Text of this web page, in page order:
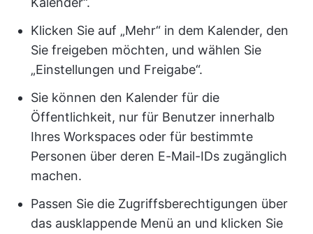
Klicken Sie auf „Mehr“ in dem Kalender, den
Sie freigeben möchten, und wählen Sie
„Einstellungen und Freigabe“.
Sie können den Kalender für die
Öffentlichkeit, nur für Benutzer innerhalb
Ihres Workspaces oder für bestimmte
Personen über deren E-Mail-IDs zugänglich
machen.
Passen Sie die Zugriffsberechtigungen über
das ausklappende Menü an und klicken Sie